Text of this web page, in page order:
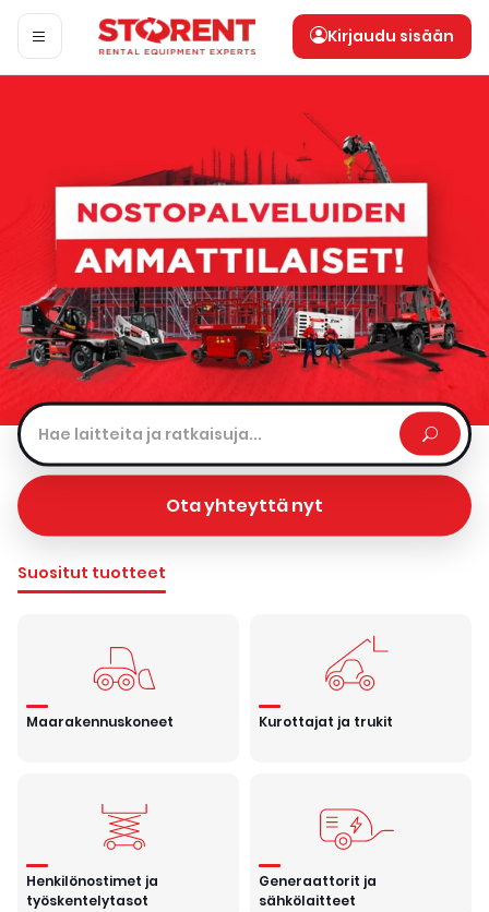
Kirjaudu sisään
Ota yhteyttä nyt
Suositut tuotteet
Maarakennuskoneet Kurottajat ja trukit
Henkilönostimet ja
työskentelytasot
Generaattorit ja
sähkölaitteet